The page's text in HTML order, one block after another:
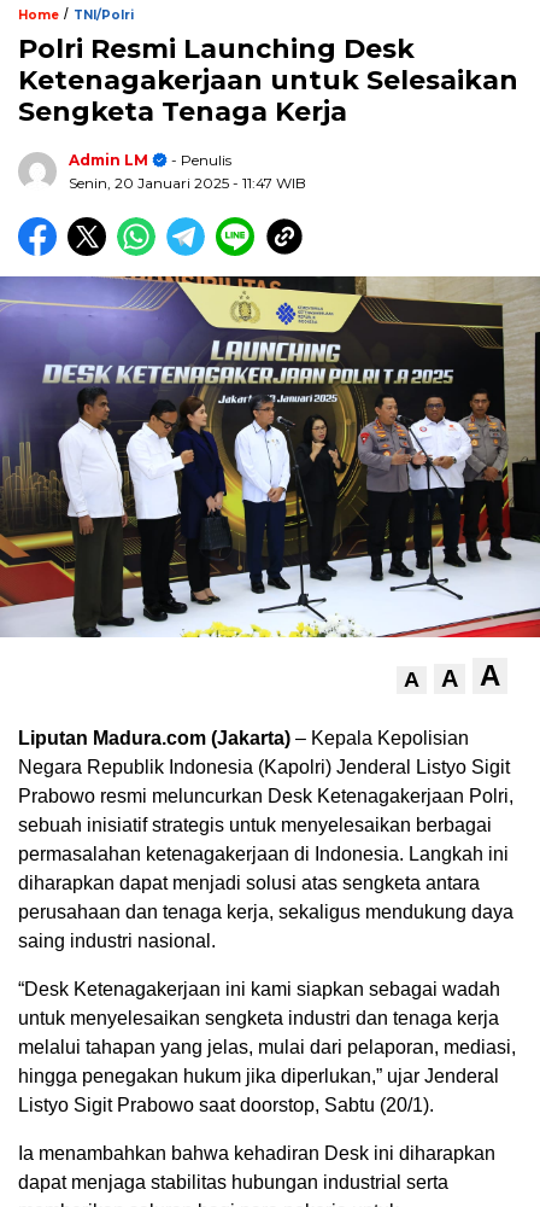
Home / TNI/Polri
Polri Resmi Launching Desk
Ketenagakerjaan untuk Selesaikan
Sengketa Tenaga Kerja
Admin LM
- Penulis
Senin, 20 Januari 2025 - 11:47 WIB
A A A
Liputan Madura.com (Jakarta) – Kepala Kepolisian
Negara Republik Indonesia (Kapolri) Jenderal Listyo Sigit
Prabowo resmi meluncurkan Desk Ketenagakerjaan Polri,
sebuah inisiatif strategis untuk menyelesaikan berbagai
permasalahan ketenagakerjaan di Indonesia. Langkah ini
diharapkan dapat menjadi solusi atas sengketa antara
perusahaan dan tenaga kerja, sekaligus mendukung daya
saing industri nasional.
“Desk Ketenagakerjaan ini kami siapkan sebagai wadah
untuk menyelesaikan sengketa industri dan tenaga kerja
melalui tahapan yang jelas, mulai dari pelaporan, mediasi,
hingga penegakan hukum jika diperlukan,” ujar Jenderal
Listyo Sigit Prabowo saat doorstop, Sabtu (20/1).
Ia menambahkan bahwa kehadiran Desk ini diharapkan
dapat menjaga stabilitas hubungan industrial serta